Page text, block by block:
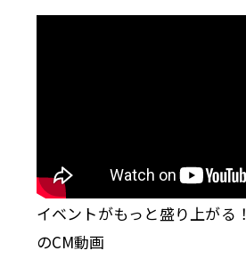
イベントがもっと盛り上がる！
のCM動画